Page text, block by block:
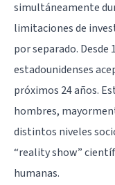
simultáneamente
limitaciones de
por separado. Desde
estadounidenses
próximos 24 años.
hombres,
distintos niveles
“reality show”
humanas.